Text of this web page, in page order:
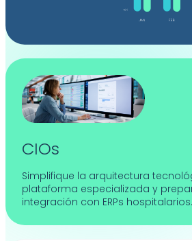
CIOs
Simplifique la arquitectura
plataforma especializada y
integración con ERPs hospitalarios.